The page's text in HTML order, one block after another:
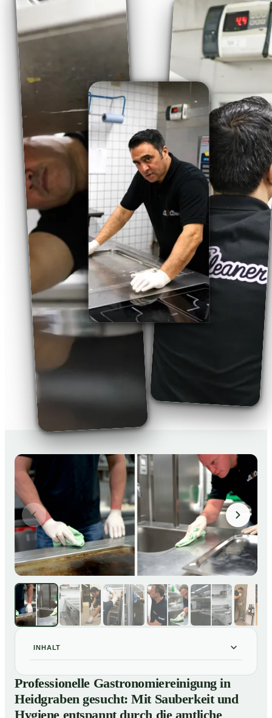
INHALT
01 Professionelle Gastronomiereinigung in Heidgraben
gesucht: Mit Sauberkeit und Hygiene entspannt durch
die amtliche Kontrolle
Professionelle Gastronomiereinigung in
Heidgraben gesucht: Mit Sauberkeit und
Hygiene entspannt durch die amtliche